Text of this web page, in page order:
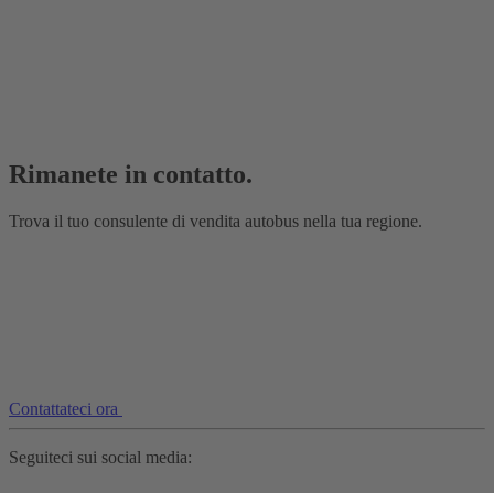
Rimanete in contatto.
Trova il tuo consulente di vendita autobus nella tua regione.
Contattateci ora
Seguiteci sui social media: